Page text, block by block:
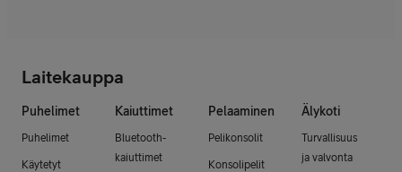
Laitekauppa
Puhelimet
Puhelimet
Käytetyt
Kaiuttimet
Bluetooth-
kaiuttimet
Pelaaminen
Pelikonsolit
Konsolipelit
Älykoti
Turvallisuus
ja valvonta